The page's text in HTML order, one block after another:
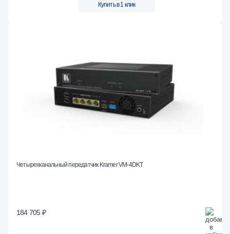
Купить в 1 клик
Четырехканальный передатчик Kramer VM-4DKT
184 705 ₽